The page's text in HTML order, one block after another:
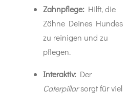
Zahnpflege: Hilft, die
Zähne Deines Hundes
zu reinigen und zu
pflegen.
Interaktiv: Der
Caterpillarsorgt für viel